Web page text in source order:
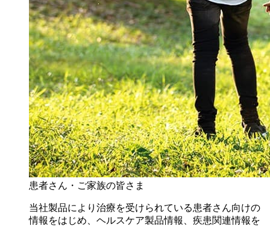
患者さん・ご家族の皆さま
当社製品により治療を受けられている患者さん向けの
情報をはじめ、ヘルスケア製品情報、疾患関連情報を